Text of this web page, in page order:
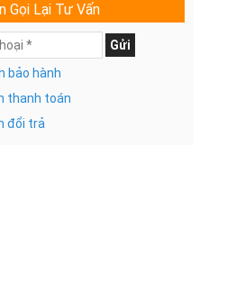
Gọi Lại Tư Vấn
Gửi
bảo hành
thanh toán
đổi trả